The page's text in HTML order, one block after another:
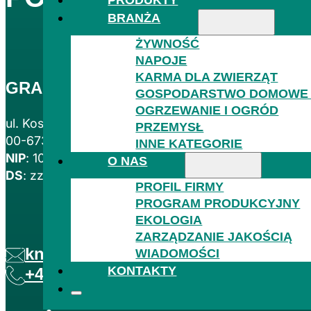
BRANŻA
ŻYWNOŚĆ
NAPOJE
KARMA DLA ZWIERZĄT
GOSPODARSTWO
OGRZEWANIE I OGRÓD
PRZEMYSŁ
INNE KATEGORIE
O NAS
PROFIL FIRMY
PROGRAM PRODUKCYJNY
EKOLOGIA
ZARZĄDZANIE JAKOŚCIĄ
WIADOMOŚCI
KONTAKTY
GRANITOL AKCIOVA SPOLEČNOST
ul. Koszykowa 60/62, lok. 39
00-673 Warszawa, Polska
NIP: 1080028997
DS: zzdcert
knura.t@granitol.cz
+420 554 780 221